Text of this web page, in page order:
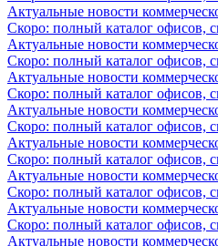
Актуальные новости
Скоро: полный каталог офисов,
Актуальные новости
Скоро: полный каталог офисов,
Актуальные новости
Скоро: полный каталог офисов,
Актуальные новости
Скоро: полный каталог офисов,
Актуальные новости
Скоро: полный каталог офисов,
Актуальные новости
Скоро: полный каталог офисов,
Актуальные новости
Скоро: полный каталог офисов,
Актуальные новости